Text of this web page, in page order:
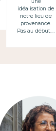
Marcharse
para idealizar
(y ser fan de
une
idéalisation de
notre lieu de
provenance.
Pas au début….